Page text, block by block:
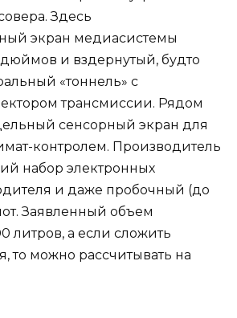
Здесь
экран медиасистемы
и вздернутый, будто
«тоннель» с
трансмиссии. Рядом
сенсорный экран для
контролем. Производитель
набор электронных
и даже пробочный (до
Заявленный объем
литров, а если сложить
то можно рассчитывать на